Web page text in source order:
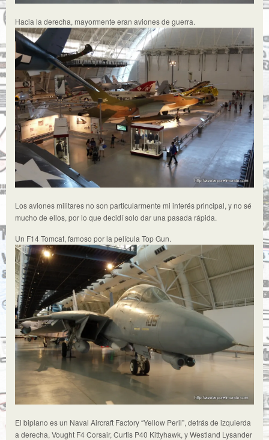
Hacia la derecha, mayormente eran aviones de guerra.
Los aviones militares no son particularmente mi interés principal, y no sé
mucho de ellos, por lo que decidí solo dar una pasada rápida.
Un F14 Tomcat, famoso por la película Top Gun.
El biplano es un Naval Aircraft Factory “Yellow Peril”, detrás de izquierda
a derecha, Vought F4 Corsair, Curtis P40 Kittyhawk, y Westland Lysander